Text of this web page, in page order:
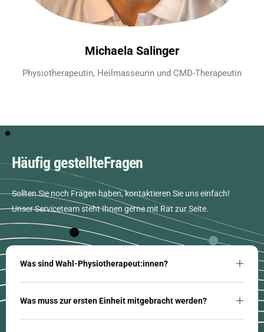
Michaela Salinger
Physiotherapeutin, Heilmasseurin und CMD-Therapeutin
Häufig gestellteFragen
Sollten Sie noch Fragen haben, kontaktieren Sie uns einfach!
Unser Serviceteam steht Ihnen gerne mit Rat zur Seite.
Was sind Wahl-Physiotherapeut:innen?
Was muss zur ersten Einheit mitgebracht werden?